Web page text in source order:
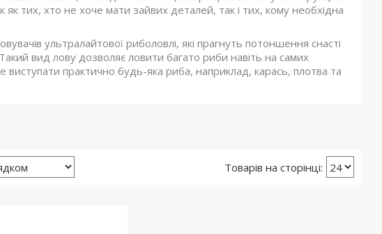
тих, хто не хоче мати зайвих деталей, так і тих, кому необхідна
ультралайтової риболовлі, які прагнуть потоншення снасті
вид лову дозволяє ловити багато риби навіть на самих
практично будь-яка риба, наприклад, карась, плотва та